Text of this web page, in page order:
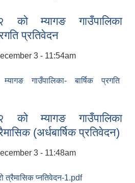
म्यागङ गाउँपालिका
प्रतिवेदन
3 - 11:54am
गाउँपालिका- बार्षिक प्रगति
प्रगति प्रतिवेदन
म्यागङ गाउँपालिका
(अर्धबार्षिक प्रतिवेदन)
3 - 11:48am
त्रैमासिक प्नतिवेदन-1.pdf